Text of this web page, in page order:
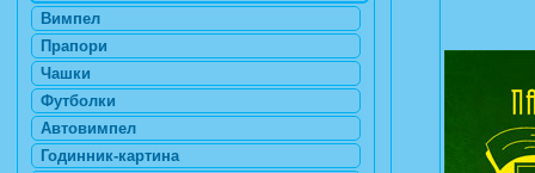
Вимпел
Прапори
Чашки
Футболки
Автовимпел
Годинник-картина